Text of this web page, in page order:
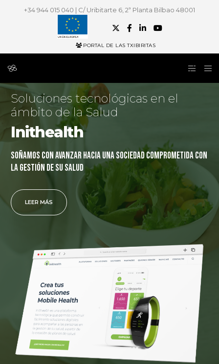
+34 944 015 040 | C/ Uribitarte 6, 2ª Planta Bilbao 48001
PORTAL DE LAS TXIBIRITAS
Soluciones tecnológicas en el
ámbito de la Salud
Inithealth
Soñamos con avanzar hacia una sociedad comprometida con
la gestión de su Salud
LEER MÁS